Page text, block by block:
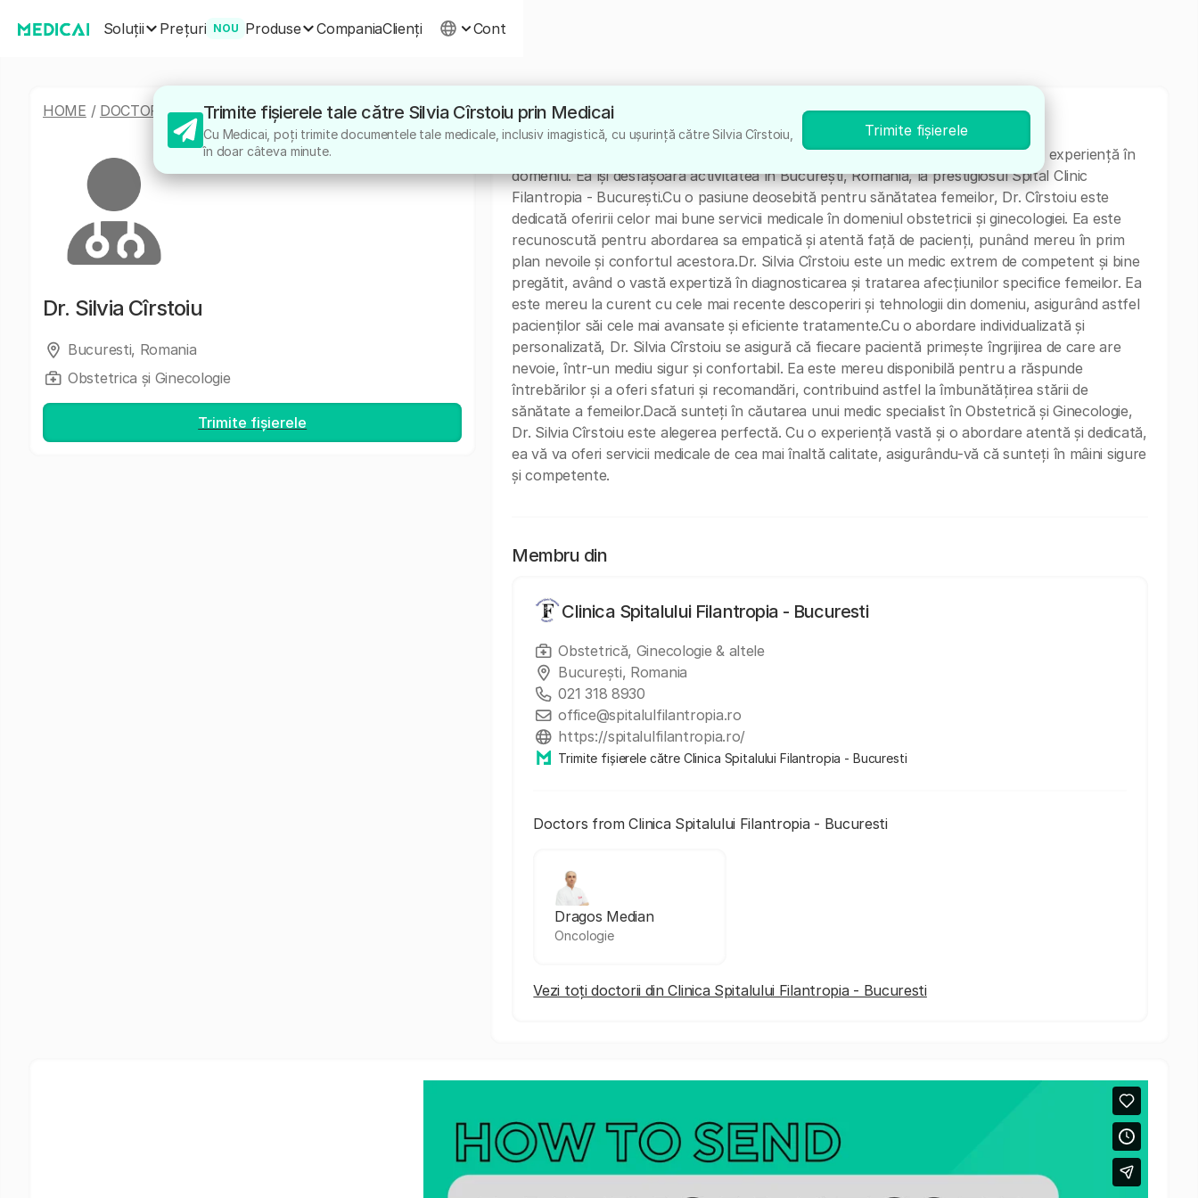
Soluții Prețuri NOU Produse CompaniaClienți Cont
HOME / DOCTORI /SILVIA CÎRSTOIU
Dr. Silvia Cîrstoiu
Bucuresti, Romania
Obstetrica și Ginecologie
Trimite fișierele
Despre
Dr. Silvia Cîrstoiu este un medic specialist în Obstetrică și Ginecologie, cu o vastă experiență în
domeniu. Ea își desfășoară activitatea în București, România, la prestigiosul Spital Clinic
Filantropia - București.Cu o pasiune deosebită pentru sănătatea femeilor, Dr. Cîrstoiu este
dedicată oferirii celor mai bune servicii medicale în domeniul obstetricii și ginecologiei. Ea este
recunoscută pentru abordarea sa empatică și atentă față de pacienți, punând mereu în prim
plan nevoile și confortul acestora.Dr. Silvia Cîrstoiu este un medic extrem de competent și bine
pregătit, având o vastă expertiză în diagnosticarea și tratarea afecțiunilor specifice femeilor. Ea
este mereu la curent cu cele mai recente descoperiri și tehnologii din domeniu, asigurând astfel
pacienților săi cele mai avansate și eficiente tratamente.Cu o abordare individualizată și
personalizată, Dr. Silvia Cîrstoiu se asigură că fiecare pacientă primește îngrijirea de care are
nevoie, într-un mediu sigur și confortabil. Ea este mereu disponibilă pentru a răspunde
întrebărilor și a oferi sfaturi și recomandări, contribuind astfel la îmbunătățirea stării de
sănătate a femeilor.Dacă sunteți în căutarea unui medic specialist în Obstetrică și Ginecologie,
Dr. Silvia Cîrstoiu este alegerea perfectă. Cu o experiență vastă și o abordare atentă și dedicată,
ea vă va oferi servicii medicale de cea mai înaltă calitate, asigurându-vă că sunteți în mâini sigure
și competente.
Membru din
Clinica Spitalului Filantropia - Bucuresti
Obstetrică, Ginecologie & altele
București, Romania
021 318 8930
office@spitalulfilantropia.ro
https://spitalulfilantropia.ro/
Trimite fișierele către Clinica Spitalului Filantropia - Bucuresti
Doctors from Clinica Spitalului Filantropia - Bucuresti
Dragos Median
Oncologie
Vezi toți doctorii din Clinica Spitalului Filantropia - Bucuresti
Trimite fișierele tale către Silvia Cîrstoiu prin Medicai
Cu Medicai, poți trimite documentele tale medicale, inclusiv imagistică, cu ușurință către Silvia Cîrstoiu,
în doar câteva minute.
Trimite fișierele